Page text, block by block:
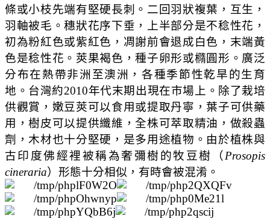
條或小枝先端有堅硬長刺。二回羽狀複葉，互生，
羽軸被毛。穗狀花序下垂，上半部分是不稔性花，
初為粉紅色或紫紅色，凋謝前會退成白色，末端黃
色是稔性花。莢果褐色，種子卵形或橢圓形。廣泛
分布在熱帶非洲至澳洲，各種季節性乾旱的生育
地。台灣約2010年代末期出現在市場上。除了栽培
供觀賞，嫩豆莢可以食用或提取丹寧，葉子可供藥
用，樹皮可以提供纖維，全株可萃取精油，做殺蟲
劑，木材也十分堅硬，是多用途植物。由於植株與
古印度佛經裡被稱為奢彌樹的牧豆樹（ Prosopis
cineraria）形態十分相似，有時會被混淆。